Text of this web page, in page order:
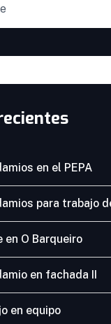
en el PEPA
para trabajo
en O Barqueiro
en fachada II
en equipo